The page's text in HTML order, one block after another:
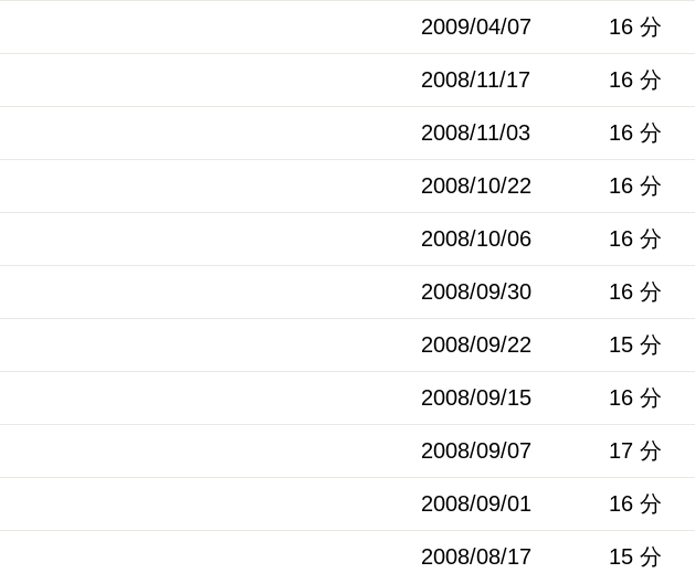
2009/04/07 16 分
2008/11/17 16 分
2008/11/03 16 分
2008/10/22 16 分
2008/10/06 16 分
2008/09/30 16 分
2008/09/22 15 分
2008/09/15 16 分
2008/09/07 17 分
2008/09/01 16 分
2008/08/17 15 分